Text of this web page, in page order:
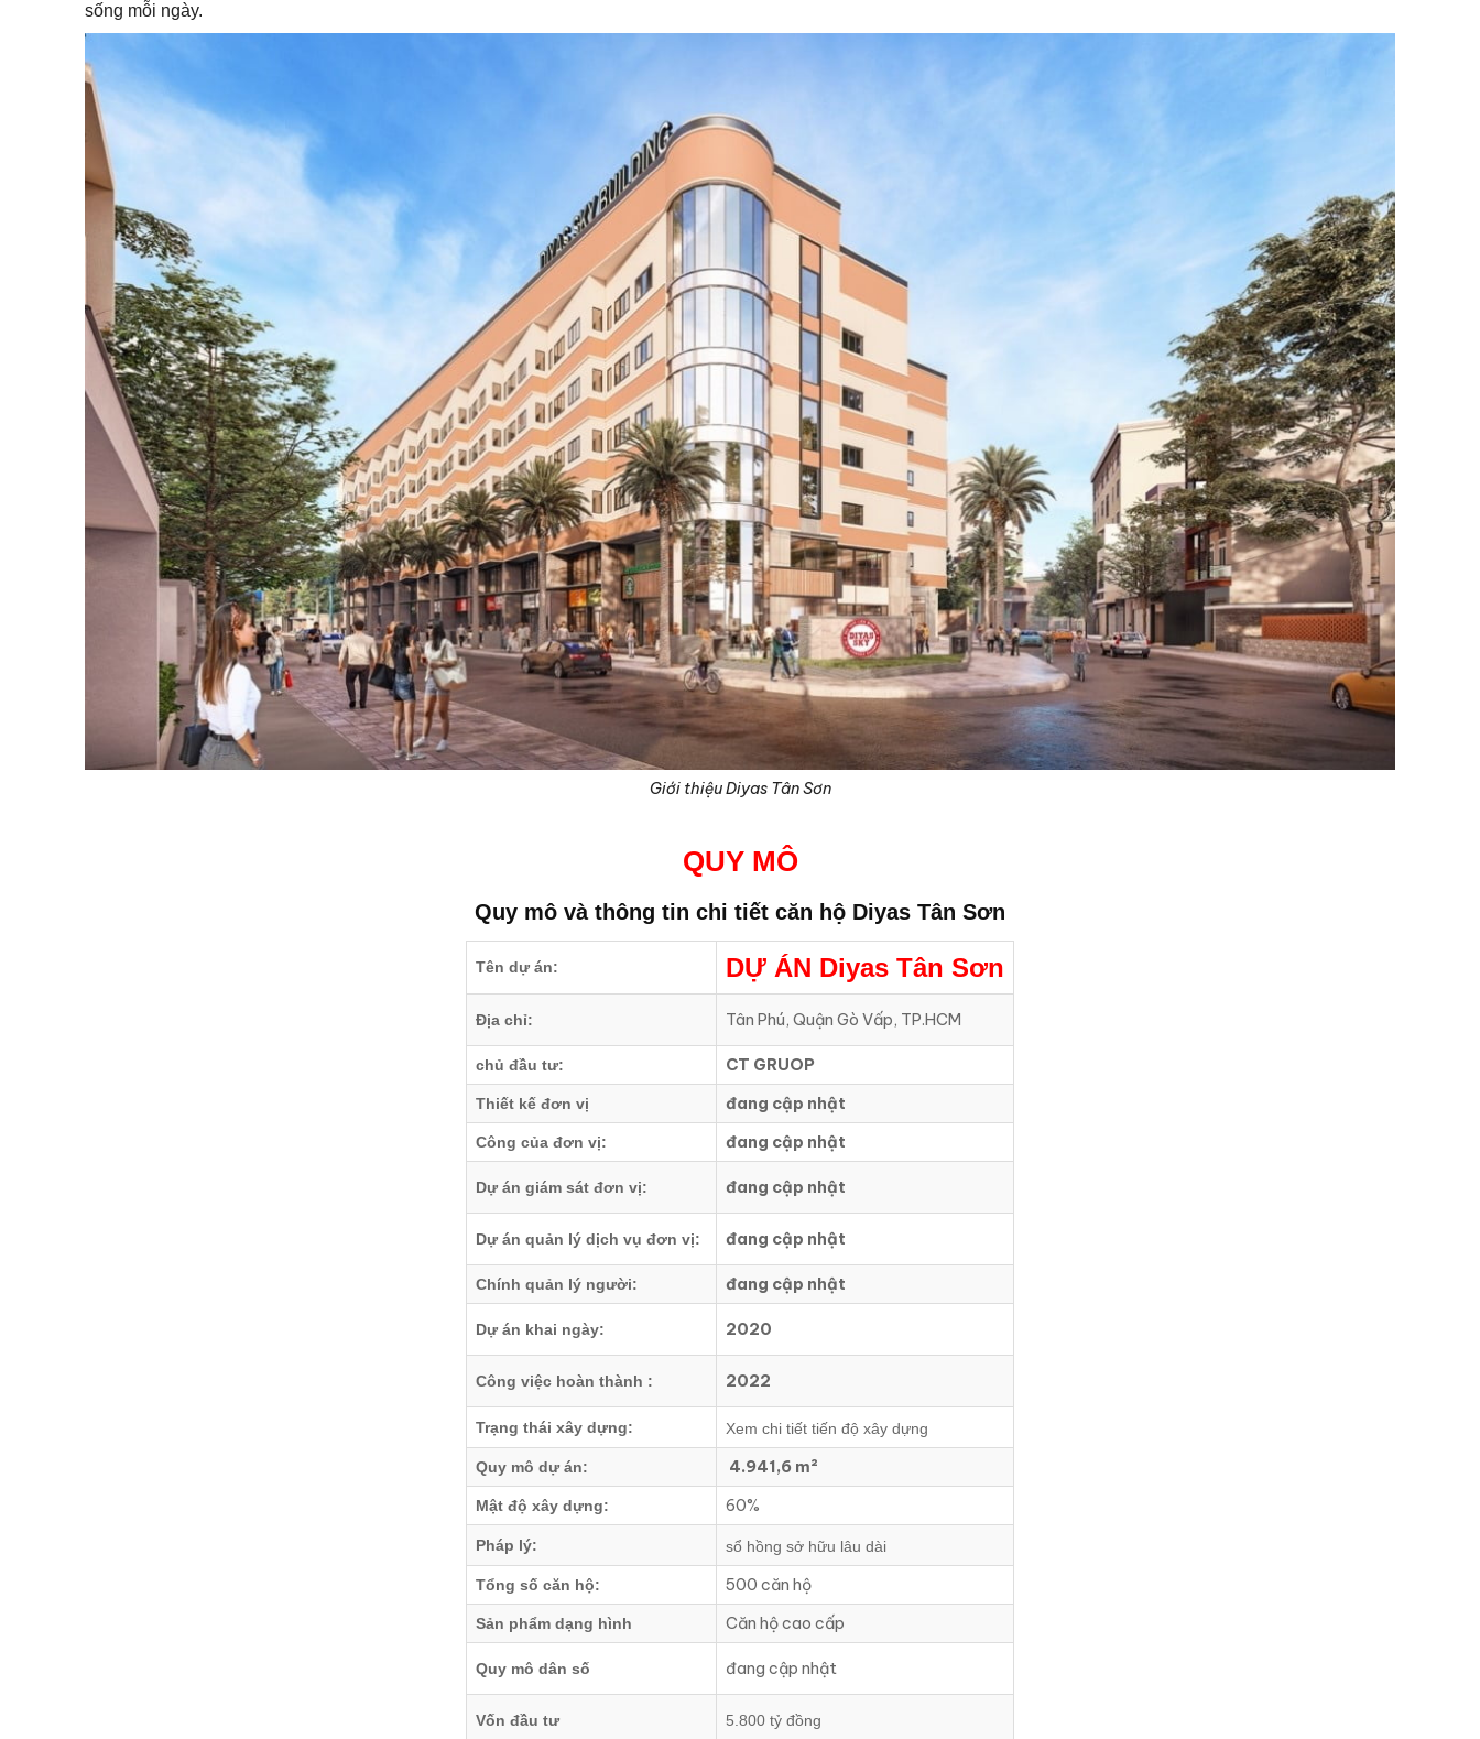
sống mỗi ngày.
Giới thiệu Diyas Tân Sơn
QUY MÔ
Quy mô và thông tin chi tiết căn hộ Diyas Tân Sơn
Tên dự án: DỰ ÁN Diyas Tân Sơn
Địa chỉ: Tân Phú, Quận Gò Vấp, TP.HCM
chủ đầu tư: CT GRUOP
Thiết kế đơn vị đang cập nhật
Công của đơn vị: đang cập nhật
Dự án giám sát đơn vị: đang cập nhật
Dự án quản lý dịch vụ đơn vị: đang cập nhật
Chính quản lý người: đang cập nhật
Dự án khai ngày: 2020
Công việc hoàn thành : 2022
Trạng thái xây dựng: Xem chi tiết tiến độ xây dựng
Quy mô dự án: 4.941,6 m²
Mật độ xây dựng: 60%
Pháp lý: sổ hồng sở hữu lâu dài
Tổng số căn hộ: 500 căn hộ
Sản phẩm dạng hình Căn hộ cao cấp
Quy mô dân số đang cập nhật
Vốn đầu tư 5.800 tỷ đồng